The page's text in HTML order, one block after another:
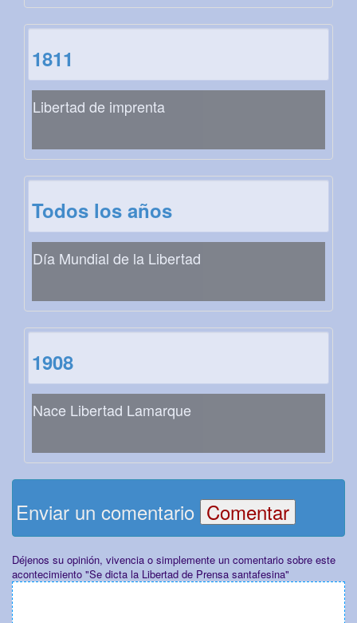
1811
Libertad de imprenta
Todos los años
Día Mundial de la Libertad
1908
Nace Libertad Lamarque
Enviar un comentario
Déjenos su opinión, vivencia o simplemente un comentario sobre este
acontecimiento "Se dicta la Libertad de Prensa santafesina"